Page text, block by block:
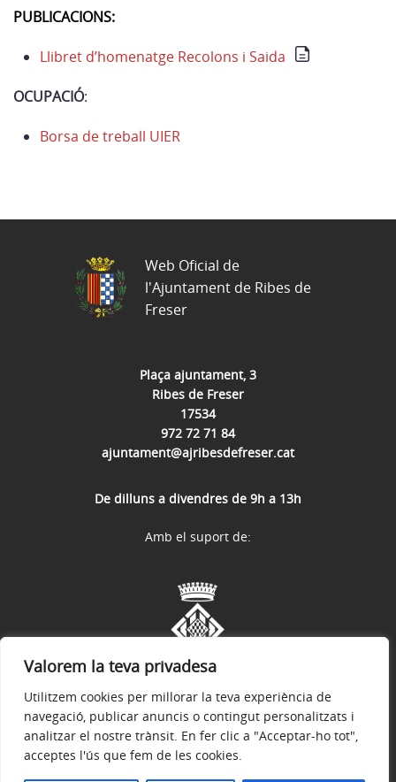
Valorem la teva privadesa
Utilitzem cookies per millorar la teva experiència de
navegació, publicar anuncis o contingut personalitzats i
analitzar el nostre trànsit. En fer clic a "Acceptar-ho tot",
acceptes l'ús que fem de les cookies.
PUBLICACIONS:
Llibret d’homenatge Recolons i Saida
OCUPACIÓ:
Borsa de treball UIER
Plaça ajuntament, 3
Ribes de Freser
17534
972 72 71 84
ajuntament@ajribesdefreser.cat
De dilluns a divendres de 9h a 13h
Web Oficial de
l'Ajuntament de Ribes de
Freser
Avís legal Política de privacitat
Amb el suport de: